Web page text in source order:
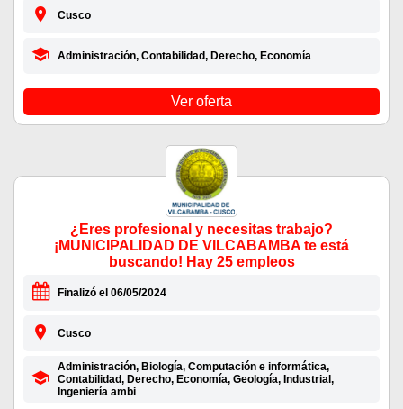
Cusco
Administración, Contabilidad, Derecho, Economía
Ver oferta
¿Eres profesional y necesitas trabajo?
¡MUNICIPALIDAD DE VILCABAMBA te está
buscando! Hay 25 empleos
Finalizó el 06/05/2024
Cusco
Administración, Biología, Computación e informática,
Contabilidad, Derecho, Economía, Geología, Industrial,
Ingeniería ambi